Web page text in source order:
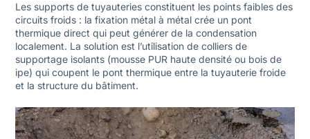
Les supports de tuyauteries constituent les points faibles des
circuits froids : la fixation métal à métal crée un pont
thermique direct qui peut générer de la condensation
localement. La solution est l’utilisation de colliers de
supportage isolants (mousse PUR haute densité ou bois de
ipe) qui coupent le pont thermique entre la tuyauterie froide
et la structure du bâtiment.